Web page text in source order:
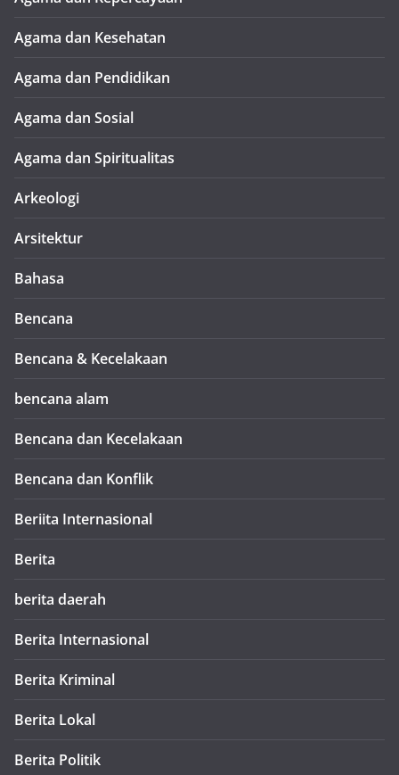
Agama dan Kesehatan
Agama dan Pendidikan
Agama dan Sosial
Agama dan Spiritualitas
Arkeologi
Arsitektur
Bahasa
Bencana
Bencana & Kecelakaan
bencana alam
Bencana dan Kecelakaan
Bencana dan Konflik
Beriita Internasional
Berita
berita daerah
Berita Internasional
Berita Kriminal
Berita Lokal
Berita Politik